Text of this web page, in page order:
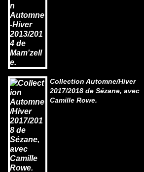
Collection Automne/Hiver
2017/2018 de Sézane, avec
Camille Rowe.